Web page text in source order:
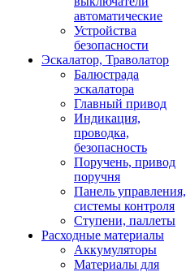
автоматические
Устройства
безопасности
Эскалатор, Траволатор
Балюстрада
эскалатора
Главный привод
Индикация,
проводка,
безопасность
Поручень, привод
поручня
Панель управления,
системы контроля
Ступени, паллеты
Расходные материалы
Аккумуляторы
Материалы для